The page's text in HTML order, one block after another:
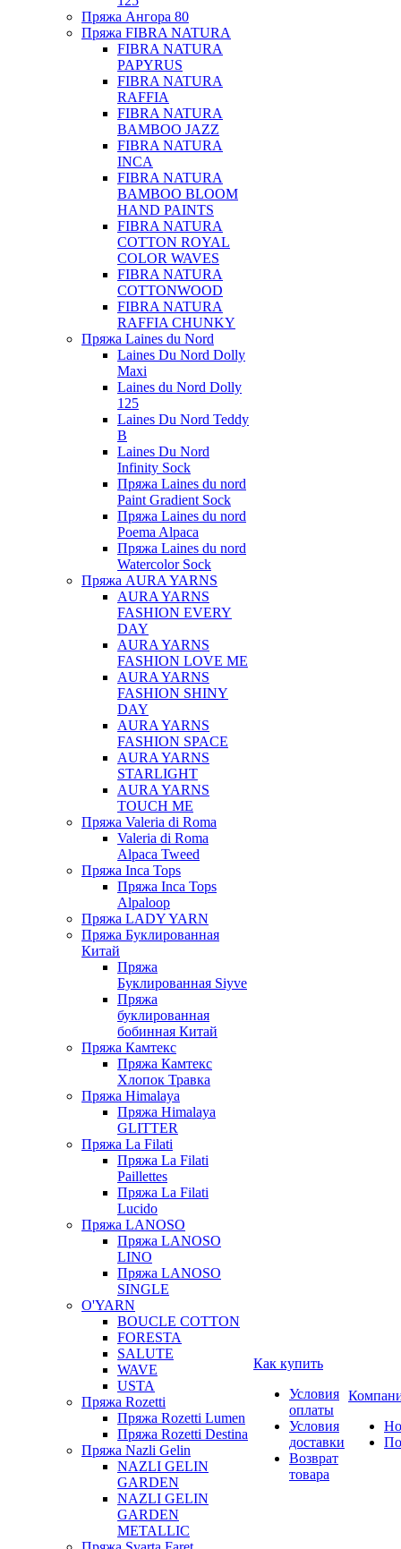
Пряжа Ангора 80
Пряжа FIBRA NATURA
FIBRA NATURA
PAPYRUS
FIBRA NATURA
RAFFIA
FIBRA NATURA
BAMBOO JAZZ
FIBRA NATURA
INCA
FIBRA NATURA
BAMBOO BLOOM
HAND PAINTS
FIBRA NATURA
COTTON ROYAL
COLOR WAVES
FIBRA NATURA
COTTONWOOD
FIBRA NATURA
RAFFIA CHUNKY
Пряжа Laines du Nord
Laines Du Nord Dolly
Maxi
Laines du Nord Dolly
125
Laines Du Nord Teddy
B
Laines Du Nord
Infinity Sock
Пряжа Laines du nord
Paint Gradient Sock
Пряжа Laines du nord
Poema Alpaca
Пряжа Laines du nord
Watercolor Sock
Пряжа AURA YARNS
AURA YARNS
FASHION EVERY
DAY
AURA YARNS
FASHION LOVE ME
AURA YARNS
FASHION SHINY
DAY
AURA YARNS
FASHION SPACE
AURA YARNS
STARLIGHT
AURA YARNS
TOUCH ME
Пряжа Valeria di Roma
Valeria di Roma
Alpaca Tweed
Пряжа Inca Tops
Пряжа Inca Tops
Alpaloop
Пряжа LADY YARN
Пряжа Буклированная
Китай
Пряжа
Буклированная Siyve
Пряжа
буклированная
бобинная Китай
Пряжа Камтекс
Пряжа Камтекс
Хлопок Травка
Пряжа Himalaya
Пряжа Himalaya
GLITTER
Пряжа La Filati
Пряжа La Filati
Paillettes
Пряжа La Filati
Lucido
Пряжа LANOSO
Пряжа LANOSO
LINO
Пряжа LANOSO
SINGLE
O'YARN
BOUCLE COTTON
FORESTA
SALUTE
WAVE
USTA
Пряжа Rozetti
Пряжа Rozetti Lumen
Пряжа Rozetti Destina
Пряжа Nazli Gelin
NAZLI GELIN
GARDEN
NAZLI GELIN
GARDEN
METALLIC
Как купить
Условия
оплаты
Условия
доставки
Возврат
товара